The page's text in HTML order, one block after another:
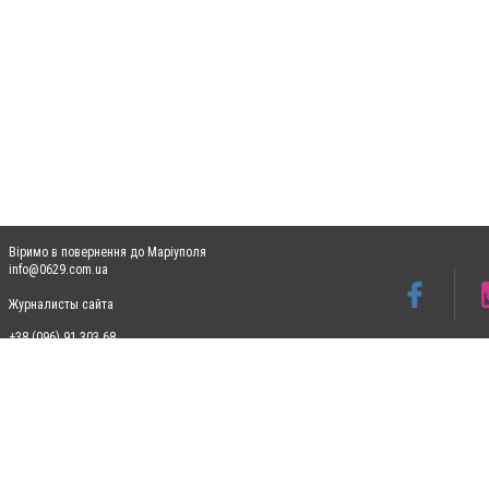
Віримо в повернення до Маріуполя
info@0629.com.ua
Журналисты сайта
+38 (096) 91 303 68